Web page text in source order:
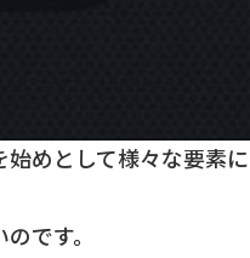
めとして様々な要素に
です。